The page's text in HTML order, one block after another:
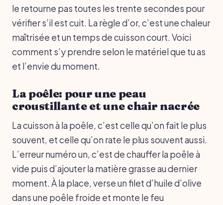
le retourne pas toutes les trente secondes pour
vérifier s’il est cuit. La règle d’or, c’est une chaleur
maîtrisée et un temps de cuisson court. Voici
comment s’y prendre selon le matériel que tu as
et l’envie du moment.
La poêle: pour une peau
croustillante et une chair nacrée
La cuisson à la poêle, c’est celle qu’on fait le plus
souvent, et celle qu’on rate le plus souvent aussi.
L’erreur numéro un, c’est de chauffer la poêle à
vide puis d’ajouter la matière grasse au dernier
moment. À la place, verse un filet d’huile d’olive
dans une poêle froide et monte le feu